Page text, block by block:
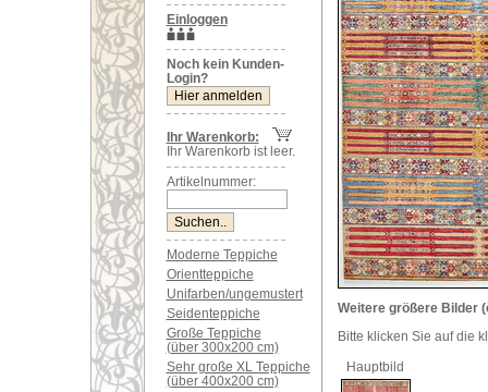
Einloggen
Noch kein Kunden-
Login?
Ihr Warenkorb:
Ihr Warenkorb ist leer.
Artikelnummer:
Moderne Teppiche
Orientteppiche
Unifarben/ungemustert
Seidenteppiche
Große Teppiche
(über 300x200 cm)
Sehr große XL Teppiche
(über 400x200 cm)
Weitere größere Bilder
Bitte klicken Sie auf die
Hauptbild